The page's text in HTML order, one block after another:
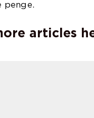
penge.
articles